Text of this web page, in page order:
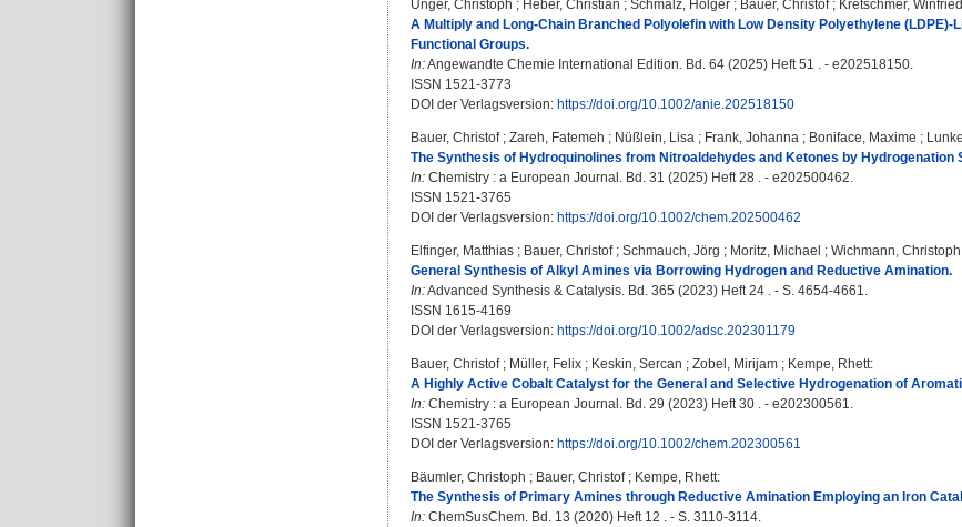
Unger, Christoph ; Heber, Christian ; Schmalz, Holger ; Bauer, Christof; Kretschmer, Winfried
A Multiply and Long-Chain Branched Polyolefin with Low Density Polyethylene (LDPE)-
Functional Groups.
In:Angewandte Chemie International Edition. Bd. 64 (2025) Heft 51 . - e202518150.
ISSN 1521-3773
DOI der Verlagsversion: https://doi.org/10.1002/anie.202518150
Bauer, Christof; Zareh, Fatemeh ; Nüßlein, Lisa ; Frank, Johanna ; Boniface, Maxime ;
The Synthesis of Hydroquinolines from Nitroaldehydes and Ketones by Hydrogenation
In: Chemistry : a European Journal. Bd. 31 (2025) Heft 28 . - e202500462.
ISSN 1521-3765
DOI der Verlagsversion: https://doi.org/10.1002/chem.202500462
Elfinger, Matthias ; Bauer, Christof; Schmauch, Jörg ; Moritz, Michael ; Wichmann, Christoph
General Synthesis of Alkyl Amines via Borrowing Hydrogen and Reductive Amination.
In:Advanced Synthesis & Catalysis. Bd. 365 (2023) Heft 24 . - S. 4654-4661.
ISSN 1615-4169
DOI der Verlagsversion: https://doi.org/10.1002/adsc.202301179
Bauer, Christof; Müller, Felix ; Keskin, Sercan ; Zobel, Mirijam ; Kempe, Rhett:
A Highly Active Cobalt Catalyst for the General and Selective Hydrogenation of
In: Chemistry : a European Journal. Bd. 29 (2023) Heft 30 . - e202300561.
ISSN 1521-3765
DOI der Verlagsversion: https://doi.org/10.1002/chem.202300561
Bäumler, Christoph ; Bauer, Christof; Kempe, Rhett:
The Synthesis of Primary Amines through Reductive Amination Employing an Iron
In: ChemSusChem. Bd. 13 (2020) Heft 12 . - S. 3110-3114.